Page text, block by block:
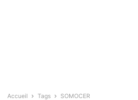
Accueil Tags SOMOCER